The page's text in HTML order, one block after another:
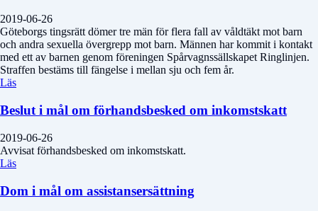
2019-06-26
Göteborgs tingsrätt dömer tre män för flera fall av våldtäkt mot barn
och andra sexuella övergrepp mot barn. Männen har kommit i kontakt
med ett av barnen genom föreningen Spårvagnssällskapet Ringlinjen.
Straffen bestäms till fängelse i mellan sju och fem år.
Läs
Beslut i mål om förhandsbesked om inkomstskatt
2019-06-26
Avvisat förhandsbesked om inkomstskatt.
Läs
Dom i mål om assistansersättning